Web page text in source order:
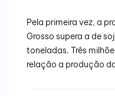
Pela primeira vez, a
Grosso supera a de
toneladas. Três
relação a produção